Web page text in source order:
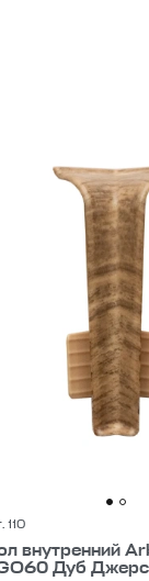
110
внутренний
Дуб